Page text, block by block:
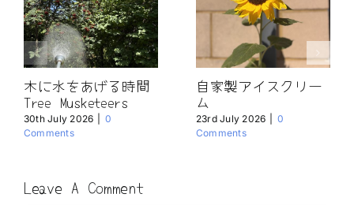
木に水をあげる時間
Tree Musketeers
30th July 2026
0
Comments
自家製アイスクリー
ム
23rd July 2026
0
Comments
Leave A Comment